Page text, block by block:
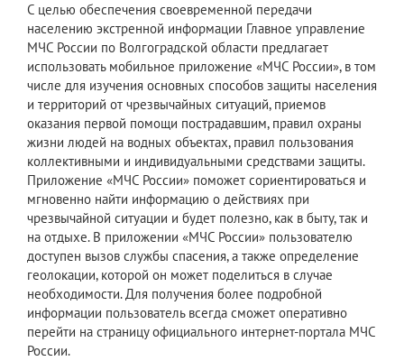
С целью обеспечения своевременной передачи
населению экстренной информации Главное управление
МЧС России по Волгоградской области предлагает
использовать мобильное приложение «МЧС России», в том
числе для изучения основных способов защиты населения
и территорий от чрезвычайных ситуаций, приемов
оказания первой помощи пострадавшим, правил охраны
жизни людей на водных объектах, правил пользования
коллективными и индивидуальными средствами защиты.
Приложение «МЧС России» поможет сориентироваться и
мгновенно найти информацию о действиях при
чрезвычайной ситуации и будет полезно, как в быту, так и
на отдыхе. В приложении «МЧС России» пользователю
доступен вызов службы спасения, а также определение
геолокации, которой он может поделиться в случае
необходимости. Для получения более подробной
информации пользователь всегда сможет оперативно
перейти на страницу официального интернет-портала МЧС
России.